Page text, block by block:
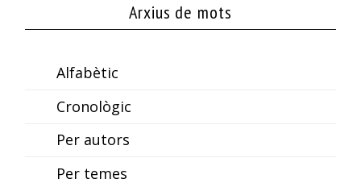
Arxius de mots
Alfabètic
Cronològic
Per autors
Per temes